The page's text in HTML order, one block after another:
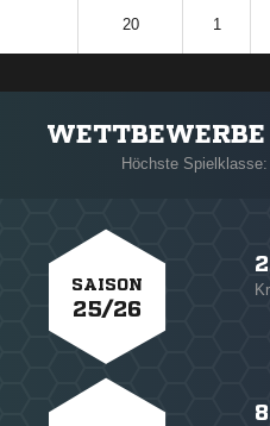
20 1
Höchste
SAISON
25/26